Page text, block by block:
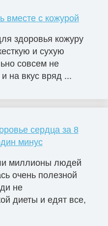
вместе с кожурой
здоровья кожуру
и сухую
совсем не
на вкус вряд ...
сердца за 8
минус
миллионы людей
очень полезной
не
диеты и едят все,